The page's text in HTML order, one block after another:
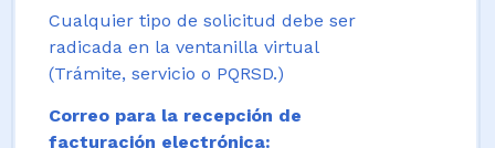
Cualquier tipo de solicitud debe ser
radicada en la ventanilla virtual
(Trámite, servicio o PQRSD.)
Correo para la recepción de
facturación electrónica: